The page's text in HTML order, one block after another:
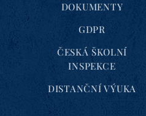
DOKUMENTY
GDPR
ČESKÁ ŠKOLNÍ
INSPEKCE
DISTANČNÍ VÝUKA